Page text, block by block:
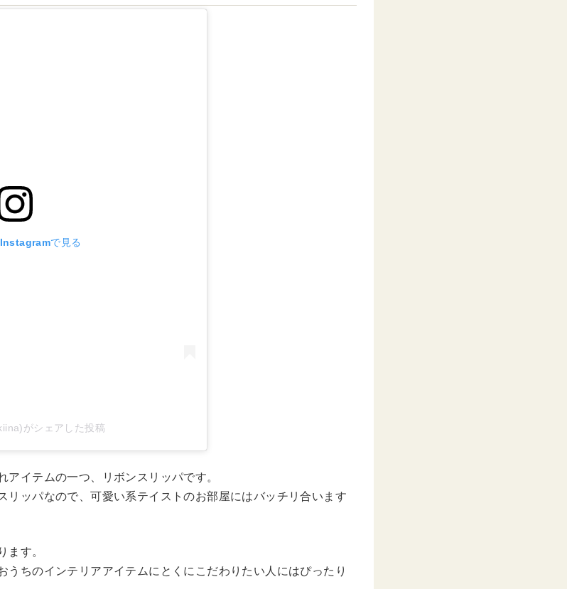
で見る
がシェアした投稿
イテムの一つ、リボンスリッパです。
リッパなので、可愛い系テイストのお部屋にはバッチリ合います
す。
うちのインテリアアイテムにとくにこだわりたい人にはぴったり